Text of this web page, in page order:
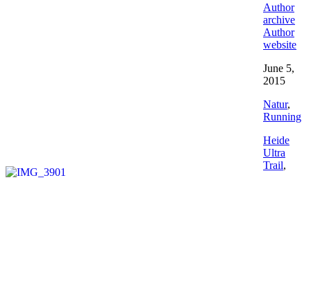
Author
archive
Author
website
June 5,
2015
Natur,
Running
Heide
Ultra
Trail,